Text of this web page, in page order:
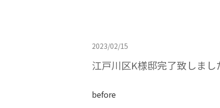
2023/02/15
江戸川区K様邸完了致しまし
before